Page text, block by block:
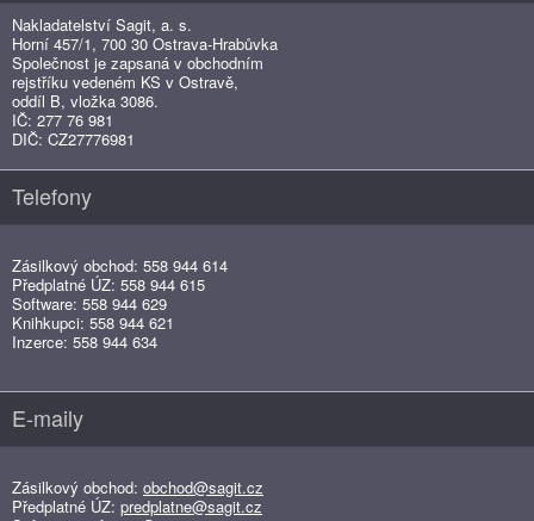
Nakladatelství Sagit, a. s.
Horní 457/1, 700 30 Ostrava-Hrabůvka
Společnost je zapsaná v obchodním
rejstříku vedeném KS v Ostravě,
oddíl B, vložka 3086.
IČ: 277 76 981
DIČ: CZ27776981
Telefony
Zásilkový obchod: 558 944 614
Předplatné ÚZ: 558 944 615
Software: 558 944 629
Knihkupci: 558 944 621
Inzerce: 558 944 634
E-maily
Zásilkový obchod: obchod@sagit.cz
Předplatné ÚZ: predplatne@sagit.cz